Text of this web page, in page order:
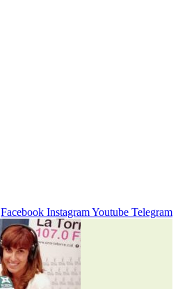
Facebook InstagramYoutube Telegram